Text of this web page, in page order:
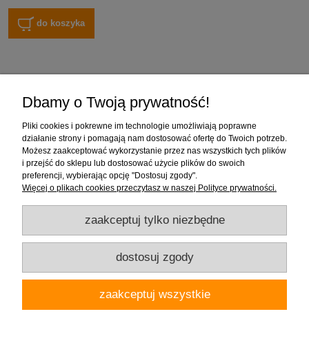
do koszyka
Moje konto
Informacje
Firma "Wnętrza" Alicja Galewska | ul. Czapliniecka 1, 97-400 Bełchatów |
woj.łódzkie | tel.: 786912008, 789280889 | email: wnetrza.shop@gmail.com |
Dbamy o Twoją prywatność!
Pliki cookies i pokrewne im technologie umożliwiają poprawne
działanie strony i pomagają nam dostosować ofertę do Twoich potrzeb.
Możesz zaakceptować wykorzystanie przez nas wszystkich tych plików
i przejść do sklepu lub dostosować użycie plików do swoich
preferencji, wybierając opcję "Dostosuj zgody".
Więcej o plikach cookies przeczytasz w naszej Polityce prywatności.
zaakceptuj tylko niezbędne
dostosuj zgody
zaakceptuj wszystkie